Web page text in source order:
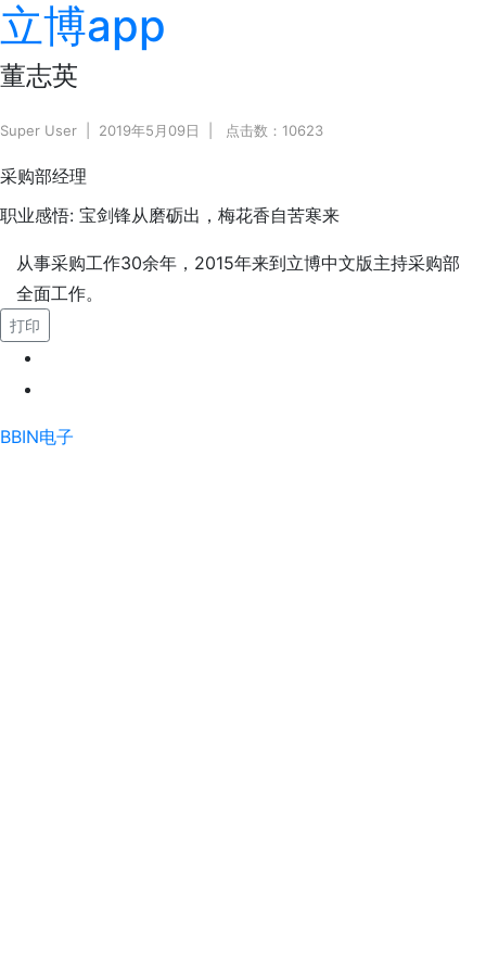
立博app
董志英
Super User 2019年5月09日 点击数：10623
采购部经理
职业感悟: 宝剑锋从磨砺出，梅花香自苦寒来
从事采购工作30余年，2015年来到立博中文版主持采购部
全面工作。
打印
BBIN电子